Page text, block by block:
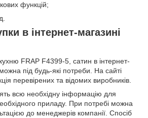
функцій;
в інтернет-магазині
FRAP F4399-5, сатин в інтернет-
під будь-які потреби. На сайті
перевірених та відомих виробників.
всю необхідну інформацію для
приладу. При потребі можна
до менеджерів компанії. Спосіб